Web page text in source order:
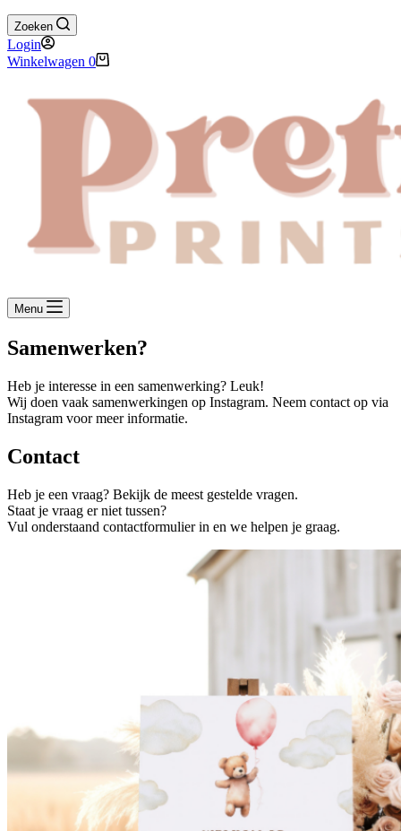
Zoeken
Login
Winkelwagen 0
Menu
Samenwerken?
Heb je interesse in een samenwerking? Leuk!
Wij doen vaak samenwerkingen op Instagram. Neem contact op via
Instagram voor meer informatie.
Contact
Heb je een vraag? Bekijk de meest gestelde vragen.
Staat je vraag er niet tussen?
Vul onderstaand contactformulier in en we helpen je graag.